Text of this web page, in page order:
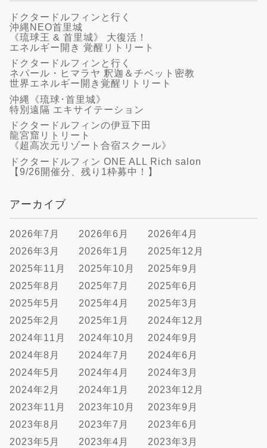
ドクタードルフィンと行く
沖縄NEO首里城
《琉球王 & 首里城》 大復活！
エネルギー開き 覚醒リトリート
ドクタードルフィンと行く
ネパール・ヒマラヤ 釈迦＆チベット密教
世界エネルギー開き覚醒リトリート
沖縄《琉球･首里城》
特別遠隔 エキサイテーション
ドクタードルフィンの伊豆下田
龍宮窟リトリート
《超高次元リゾート合宿スクール》
ドクタードルフィン ONE ALL Rich salon
【9/26開催分、残り1枠募中！】
アーカイブ
2026年7月 2026年6月
2026年4月
2026年3月
2026年1月
2025年12月
2025年11月
2025年10月
2025年9月
2025年8月
2025年7月
2025年6月
2025年5月
2025年4月
2025年3月
2025年2月
2025年1月
2024年12月
2024年11月
2024年10月
2024年9月
2024年8月
2024年7月
2024年6月
2024年5月
2024年4月
2024年3月
2024年2月
2024年1月
2023年12月
2023年11月
2023年10月
2023年9月
2023年8月
2023年7月
2023年6月
2023年5月
2023年4月
2023年3月